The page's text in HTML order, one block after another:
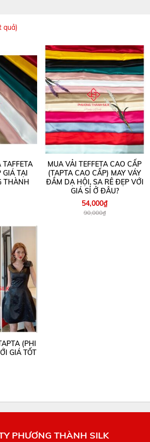
quả)
GIÁ TẠI
THÀNH
MUA VẢI TEFFETA CAO CẤP
(TAPTA CAO CẤP) MAY VÁY
ĐẦM DẠ HỘI, SA RÊ ĐẸP VỚI
GIÁ SỈ Ở ĐÂU?
54,000₫
90,000₫
(PHI
GIÁ TỐT
PHƯƠNG THÀNH SILK